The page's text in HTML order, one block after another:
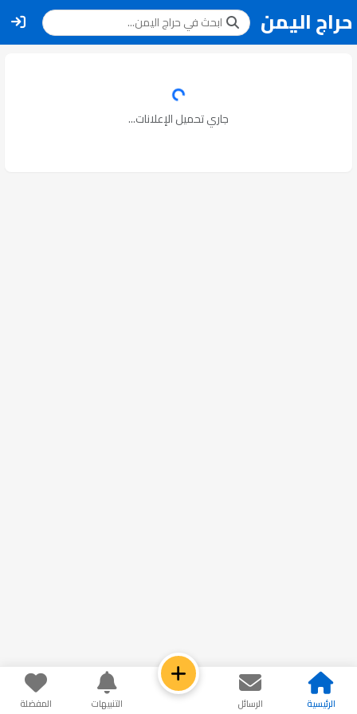
حراج اليمن
جاري تحميل الإعلانات...
الرئيسية الرسائل التنبيهات المفضلة